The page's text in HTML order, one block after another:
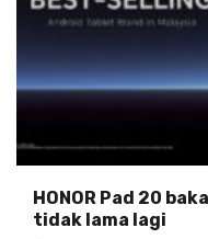
HONOR Pad 20
tidak lama lagi